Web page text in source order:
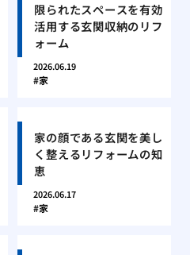
限られたスペースを有効
活用する玄関収納のリフ
ォーム
2026.06.19
家
家の顔である玄関を美し
く整えるリフォームの知
恵
2026.06.17
家